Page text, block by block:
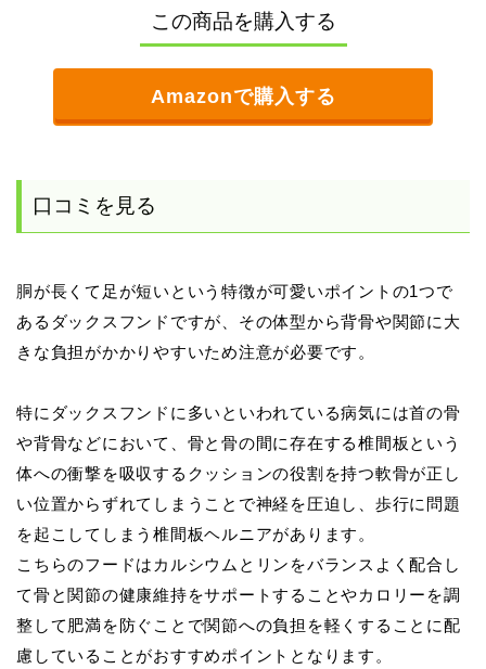
この商品を購入する
Amazonで購入する
口コミを見る
胴が長くて足が短いという特徴が可愛いポイントの1つで
あるダックスフンドですが、その体型から背骨や関節に大
きな負担がかかりやすいため注意が必要です。
特にダックスフンドに多いといわれている病気には首の骨
や背骨などにおいて、骨と骨の間に存在する椎間板という
体への衝撃を吸収するクッションの役割を持つ軟骨が正し
い位置からずれてしまうことで神経を圧迫し、歩行に問題
を起こしてしまう椎間板ヘルニアがあります。
こちらのフードはカルシウムとリンをバランスよく配合し
て骨と関節の健康維持をサポートすることやカロリーを調
整して肥満を防ぐことで関節への負担を軽くすることに配
慮していることがおすすめポイントとなります。